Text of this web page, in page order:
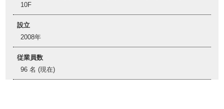
10F
設立
2008年
従業員数
96 名 (現在)